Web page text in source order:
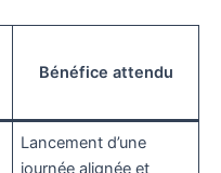
Bénéfice attendu
Lancement d’une
journée alignée et